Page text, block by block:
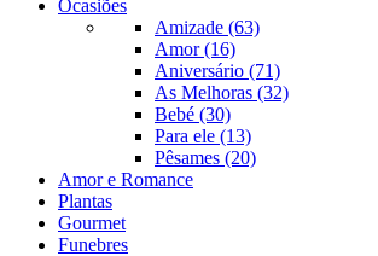
Ocasiões
Amizade (63)
Amor (16)
Aniversário (71)
As Melhoras (32)
Bebé (30)
Para ele (13)
Pêsames (20)
Amor e Romance
Plantas
Gourmet
Funebres